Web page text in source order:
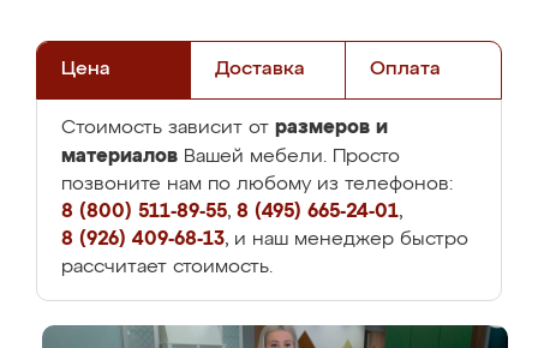
Цена Доставка Оплата
Стоимость зависит от размеров и
материалов Вашей мебели. Просто
позвоните нам по любому из телефонов:
8 (800) 511-89-55, 8 (495) 665-24-01,
8 (926) 409-68-13, и наш менеджер быстро
рассчитает стоимость.